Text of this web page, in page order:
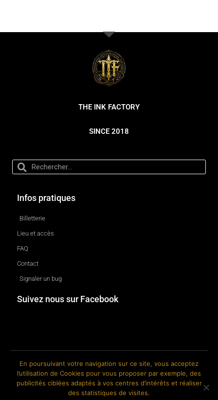
THE INK FACTORY
SINCE 2018
Infos pratiques
Billetterie
Lieu et accès
FAQ
Contact
Signaler un bug
Suivez nous sur Facebook
© 2018-2026 The Ink Factory. Site web réalisé par Roland CAUVIN.
En poursuivant votre navigation sur ce site, vous acceptez
l’utilisation de Cookies pour vous proposer par exemple, des
publicités ciblées adaptés à vos centres d’intérêts et réaliser
des statistiques de visites.